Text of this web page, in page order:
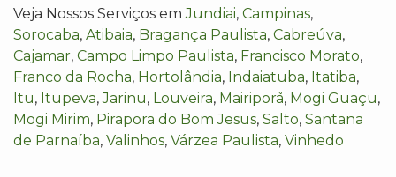
Veja Nossos Serviços emJundiai, Campinas,
Sorocaba, Atibaia, Bragança Paulista, Cabreúva,
Cajamar, Campo Limpo Paulista, Francisco Morato,
Franco da Rocha, Hortolândia, Indaiatuba, Itatiba,
Itu, Itupeva,Jarinu, Louveira, Mairiporã, Mogi Guaçu,
Mogi Mirim, Pirapora do Bom Jesus, Salto, Santana
de Parnaíba, Valinhos, Várzea Paulista, Vinhedo